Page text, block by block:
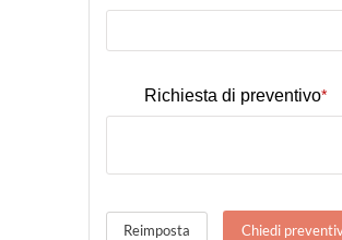
Richiesta di preventivo*